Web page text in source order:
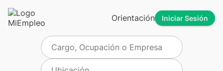
Orientación Iniciar Sesión